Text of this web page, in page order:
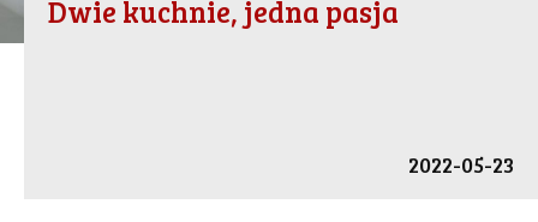
Dwie kuchnie, jedna pasja
2022-05-23